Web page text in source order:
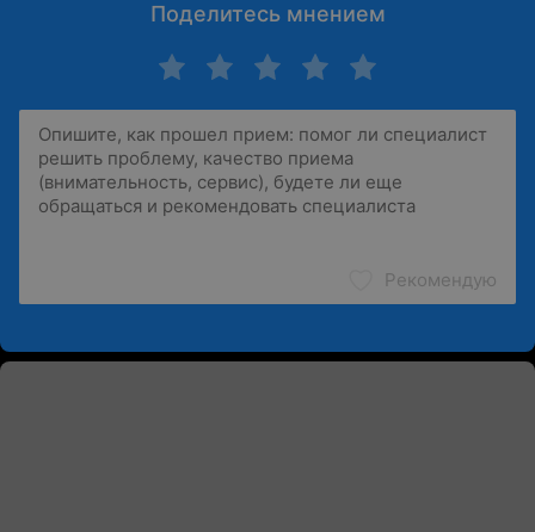
Поделитесь мнением
Рекомендую